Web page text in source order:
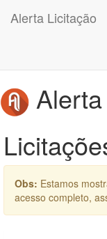
Alerta Licitação
Obs: Estamos
acesso completo,